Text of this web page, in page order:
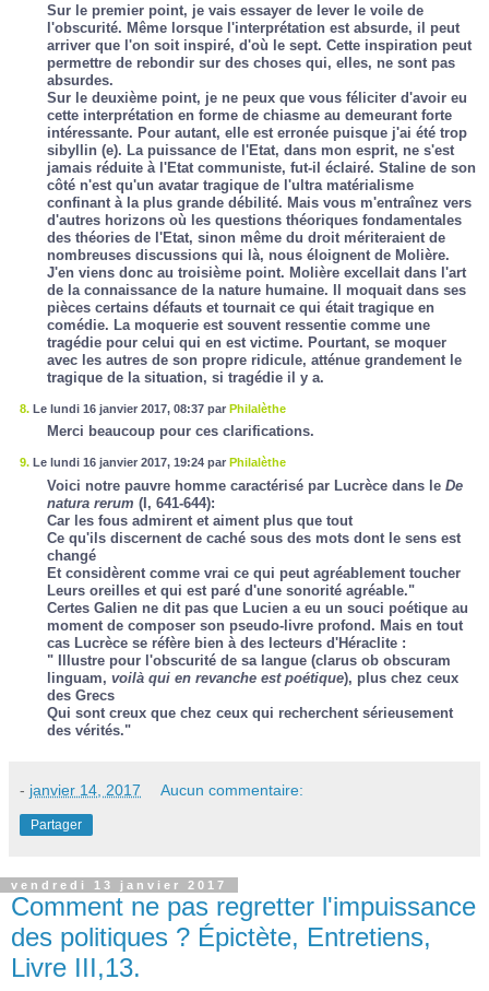
Sur le premier point, je vais essayer de lever le voile de
l'obscurité. Même lorsque l'interprétation est absurde, il peut
arriver que l'on soit inspiré, d'où le sept. Cette inspiration peut
permettre de rebondir sur des choses qui, elles, ne sont pas
absurdes.
Sur le deuxième point, je ne peux que vous féliciter d'avoir eu
cette interprétation en forme de chiasme au demeurant forte
intéressante. Pour autant, elle est erronée puisque j'ai été trop
sibyllin (e). La puissance de l'Etat, dans mon esprit, ne s'est
jamais réduite à l'Etat communiste, fut-il éclairé. Staline de son
côté n'est qu'un avatar tragique de l'ultra matérialisme
confinant à la plus grande débilité. Mais vous m'entraînez vers
d'autres horizons où les questions théoriques fondamentales
des théories de l'Etat, sinon même du droit mériteraient de
nombreuses discussions qui là, nous éloignent de Molière.
J'en viens donc au troisième point. Molière excellait dans l'art
de la connaissance de la nature humaine. Il moquait dans ses
pièces certains défauts et tournait ce qui était tragique en
comédie. La moquerie est souvent ressentie comme une
tragédie pour celui qui en est victime. Pourtant, se moquer
avec les autres de son propre ridicule, atténue grandement le
tragique de la situation, si tragédie il y a.
8. Le lundi 16 janvier 2017, 08:37 par Philalèthe
Merci beaucoup pour ces clarifications.
9. Le lundi 16 janvier 2017, 19:24 par Philalèthe
Voici notre pauvre homme caractérisé par Lucrèce dans le De
natura rerum (I, 641-644):
Car les fous admirent et aiment plus que tout
Ce qu'ils discernent de caché sous des mots dont le sens est
changé
Et considèrent comme vrai ce qui peut agréablement toucher
Leurs oreilles et qui est paré d'une sonorité agréable."
Certes Galien ne dit pas que Lucien a eu un souci poétique au
moment de composer son pseudo-livre profond. Mais en tout
cas Lucrèce se réfère bien à des lecteurs d'Héraclite :
" Illustre pour l'obscurité de sa langue (clarus ob obscuram
linguam, voilà qui en revanche est poétique), plus chez ceux
des Grecs
Qui sont creux que chez ceux qui recherchent sérieusement
des vérités."
- janvier 14, 2017 Aucun commentaire:
Partager
vendredi 13 janvier 2017
Comment ne pas regretter l'impuissance
des politiques ? Épictète, Entretiens,
Livre III,13.